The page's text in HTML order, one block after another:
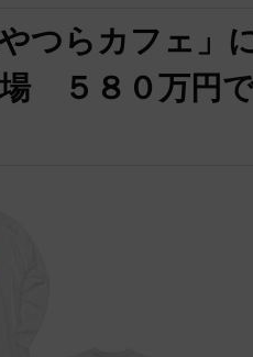
やつらカフェ」
５８０万円